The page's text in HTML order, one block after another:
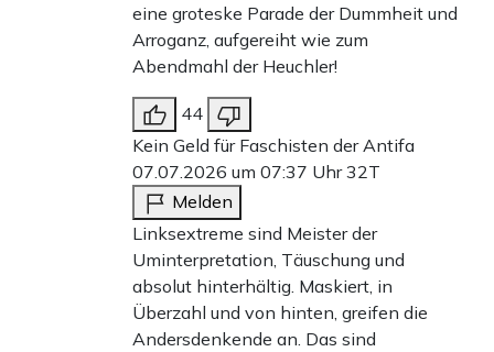
eine groteske Parade der Dummheit und
Arroganz, aufgereiht wie zum
Abendmahl der Heuchler!
44
Kein Geld für Faschisten der Antifa
07.07.2026 um 07:37 Uhr32T
Melden
Linksextreme sind Meister der
Uminterpretation, Täuschung und
absolut hinterhältig. Maskiert, in
Überzahl und von hinten, greifen die
Andersdenkende an. Das sind